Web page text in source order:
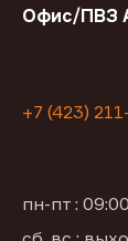
Офис/ПВЗ
+7 (423)
пн-пт :